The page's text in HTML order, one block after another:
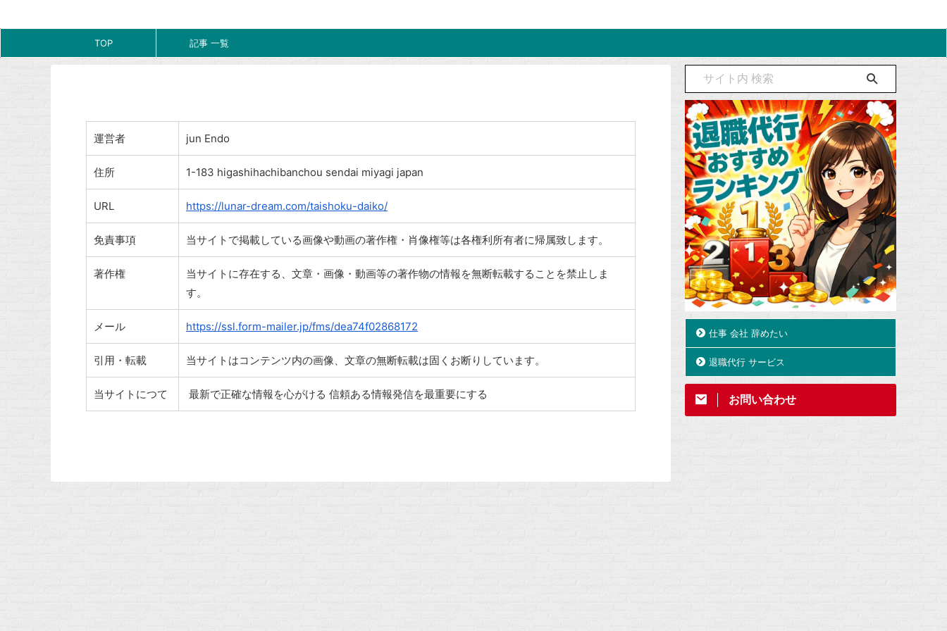
TOP 記事 一覧
運営者 jun Endo
住所 1-183 higashihachibanchou sendai miyagi japan
URL https://lunar-dream.com/taishoku-daiko/
免責事項 当サイトで掲載している画像や動画の著作権・肖像権等は各権利所有者に帰属致します。
著作権
当サイトに存在する、文章・画像・動画等の著作物の情報を無断転載することを禁止しま
す。
メール https://ssl.form-mailer.jp/fms/dea74f02868172
引用・転載 当サイトはコンテンツ内の画像、文章の無断転載は固くお断りしています。
当サイトにつて 最新で正確な情報を心がける 信頼ある情報発信を最重要にする
仕事 会社 辞めたい
退職代行 サービス
お問い合わせ